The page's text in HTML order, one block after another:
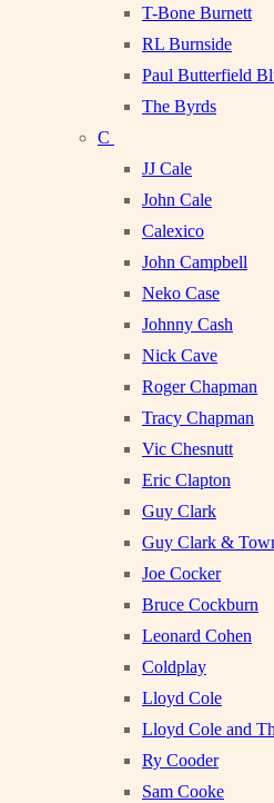
T-Bone Burnett
RL Burnside
Paul Butterfield
The Byrds
C
JJ Cale
John Cale
Calexico
John Campbell
Neko Case
Johnny Cash
Nick Cave
Roger Chapman
Tracy Chapman
Vic Chesnutt
Eric Clapton
Guy Clark
Guy Clark &
Joe Cocker
Bruce Cockburn
Leonard Cohen
Coldplay
Lloyd Cole
Lloyd Cole and
Ry Cooder
Sam Cooke